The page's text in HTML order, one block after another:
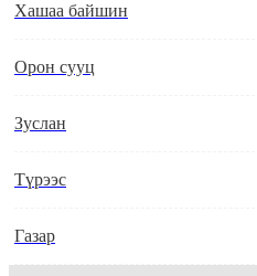
Хашаа байшин
Орон сууц
Зуслан
Түрээс
Газар